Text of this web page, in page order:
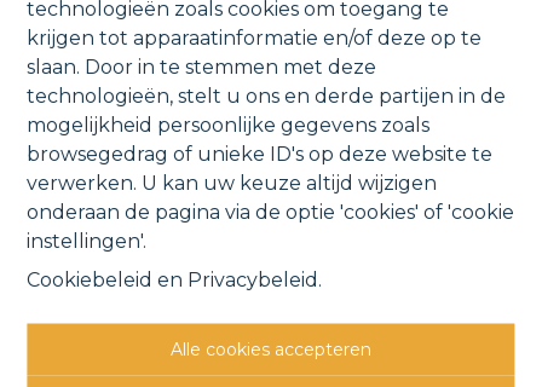
technologieën zoals cookies om toegang te
krijgen tot apparaatinformatie en/of deze op te
slaan. Door in te stemmen met deze
technologieën, stelt u ons en derde partijen in de
mogelijkheid persoonlijke gegevens zoals
browsegedrag of unieke ID's op deze website te
verwerken. U kan uw keuze altijd wijzigen
onderaan de pagina via de optie 'cookies' of 'cookie
instellingen'.
Cookiebeleid en Privacybeleid .
Alle cookies accepteren
Mechelsestraat 160 A101, 1840 Londerzeel
VERHUURD
Vorige Lijst Volgende
Andere interessante